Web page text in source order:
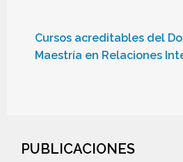
Cursos acreditables del
Maestría en Relaciones
PUBLICACIONES